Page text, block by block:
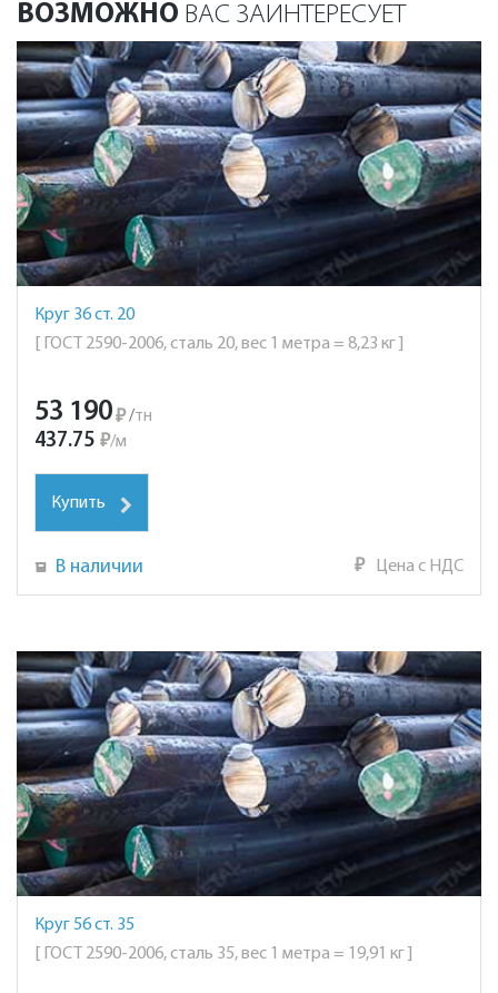
ВОЗМОЖНО ВАС ЗАИНТЕРЕСУЕТ
Круг 36 ст. 20
[ ГОСТ 2590-2006, сталь 20, вес 1 метра = 8,23 кг ]
53 190₽ /тн
437.75 ₽/м
Купить
В наличии ₽ Цена с НДС
Круг 56 ст. 35
[ ГОСТ 2590-2006, сталь 35, вес 1 метра = 19,91 кг ]